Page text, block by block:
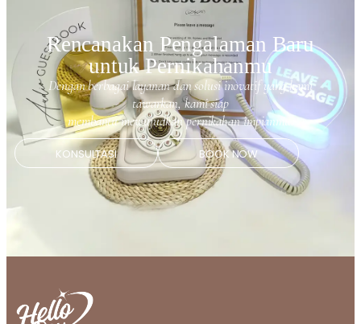
Rencanakan Pengalaman Baru
untuk Pernikahanmu
Dengan berbagai layanan dan solusi inovatif yang kami
tawarkan, kami siap
membantu mewujudkan pernikahan impianmu.
KONSULTASI BOOK NOW